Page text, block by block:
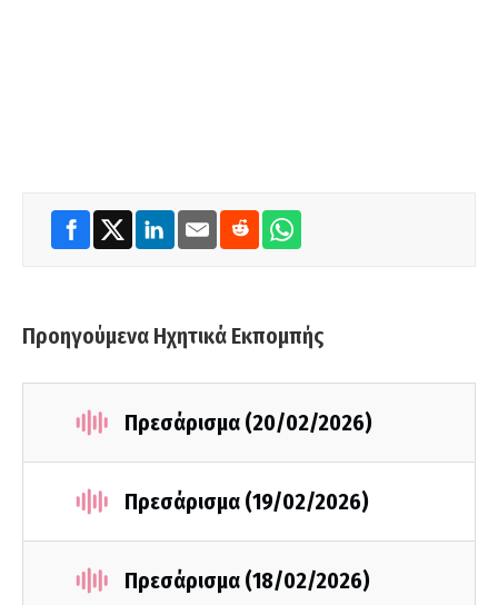
Προηγούμενα Ηχητικά Εκπομπής
Πρεσάρισμα (20/02/2026)
Πρεσάρισμα (19/02/2026)
Πρεσάρισμα (18/02/2026)